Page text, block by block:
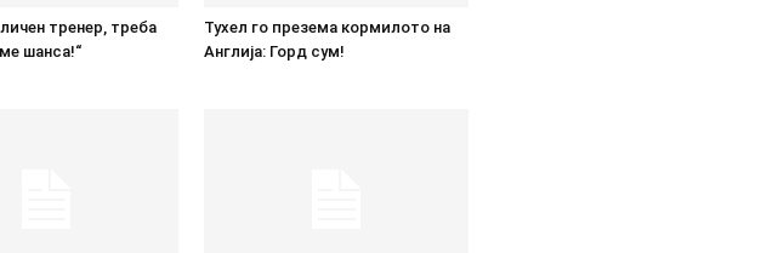
тренер, треба
шанса!“
Тухел го презема кормилото на
Англија: Горд сум!